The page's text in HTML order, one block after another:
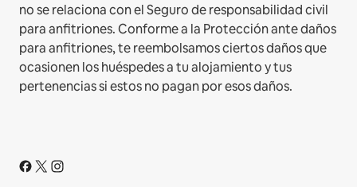
no se relaciona con el Seguro de responsabilidad civil
para anfitriones. Conforme a la Protección ante daños
para anfitriones, te reembolsamos ciertos daños que
ocasionen los huéspedes a tu alojamiento y tus
pertenencias si estos no pagan por esos daños.